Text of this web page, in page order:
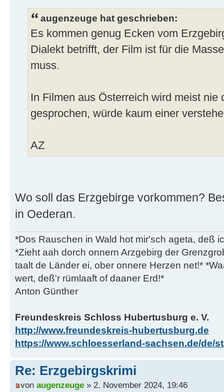
augenzeuge hat geschrieben:
Es kommen genug Ecken vom
Dialekt betrifft, der Film ist für die
muss.
In Filmen aus Österreich wird meist nie
gesprochen, würde kaum einer
AZ
Wo soll das Erzgebirge vorkommen?
in Oederan.
*Dos Rauschen in Wald hot mir'sch ageta, deß
*Zieht aah dorch onnern Arzgebirg der
taalt de Länder ei, ober onnere Herzen net!*
wert, deß'r rümlaaft of daaner Erd!*
Anton Günther
Freundeskreis Schloss Hubertusburg e. V.
http://www.freundeskreis-hubertusburg.de
https://www.schloesserland-sachsen.de/de/
Re: Erzgebirgskrimi
von augenzeuge » 2. November 2024, 19:46